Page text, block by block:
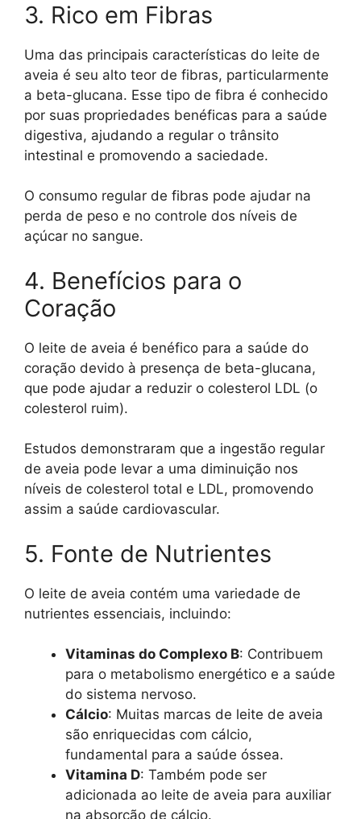
3. Rico em Fibras
Uma das principais características do leite de
aveia é seu alto teor de fibras, particularmente
a beta-glucana. Esse tipo de fibra é conhecido
por suas propriedades benéficas para a saúde
digestiva, ajudando a regular o trânsito
intestinal e promovendo a saciedade.
O consumo regular de fibras pode ajudar na
perda de peso e no controle dos níveis de
açúcar no sangue.
4. Benefícios para o
Coração
O leite de aveia é benéfico para a saúde do
coração devido à presença de beta-glucana,
que pode ajudar a reduzir o colesterol LDL (o
colesterol ruim).
Estudos demonstraram que a ingestão regular
de aveia pode levar a uma diminuição nos
níveis de colesterol total e LDL, promovendo
assim a saúde cardiovascular.
5. Fonte de Nutrientes
O leite de aveia contém uma variedade de
nutrientes essenciais, incluindo:
Vitaminas do Complexo B: Contribuem
para o metabolismo energético e a saúde
do sistema nervoso.
Cálcio: Muitas marcas de leite de aveia
são enriquecidas com cálcio,
fundamental para a saúde óssea.
Vitamina D: Também pode ser
adicionada ao leite de aveia para auxiliar
na absorção de cálcio.